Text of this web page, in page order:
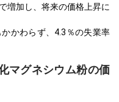
増加し、将来の価格上昇に
かわらず、4.3％の失業率
マグネシウム粉の価